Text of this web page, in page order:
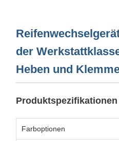
der
Heben und
Produktspezifikationen
Farboptionen